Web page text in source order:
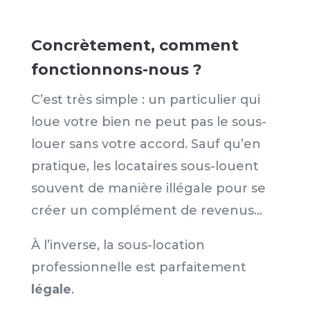
Concrètement, comment
fonctionnons-nous ?
C’est très simple : un particulier qui
loue votre bien ne peut pas le sous-
louer sans votre accord. Sauf qu’en
pratique, les locataires sous-louent
souvent de manière illégale pour se
créer un complément de revenus…
À l’inverse, la sous-location
professionnelle est parfaitement
légale.